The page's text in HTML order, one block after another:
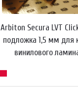
Arbiton Secura LVT
подложка 1,5 мм для
винилового